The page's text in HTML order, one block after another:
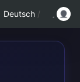
Deutsch /